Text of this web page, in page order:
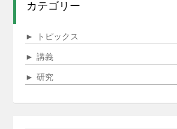
カテゴリー
► トピックス
► 講義
► 研究